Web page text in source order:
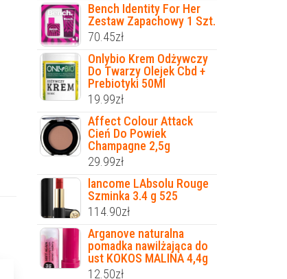
Bench Identity For Her
Zestaw Zapachowy 1 Szt.
70.45zł
Onlybio Krem Odżywczy
Do Twarzy Olejek Cbd +
Prebiotyki 50Ml
19.99zł
Affect Colour Attack
Cień Do Powiek
Champagne 2,5g
29.99zł
lancome LAbsolu Rouge
Szminka 3.4 g 525
114.90zł
Arganove naturalna
pomadka nawilżająca do
ust KOKOS MALINA 4,4g
12.50zł